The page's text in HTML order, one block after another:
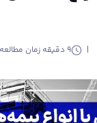
9 دقیقه زمان مطالعه